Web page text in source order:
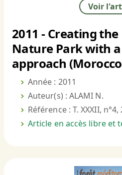
Voir
2011 - Creating
Nature Park with
approach
Année : 2011
Auteur(s) : ALAMI N.
Référence : T. XXXII,
Article en accès libre et